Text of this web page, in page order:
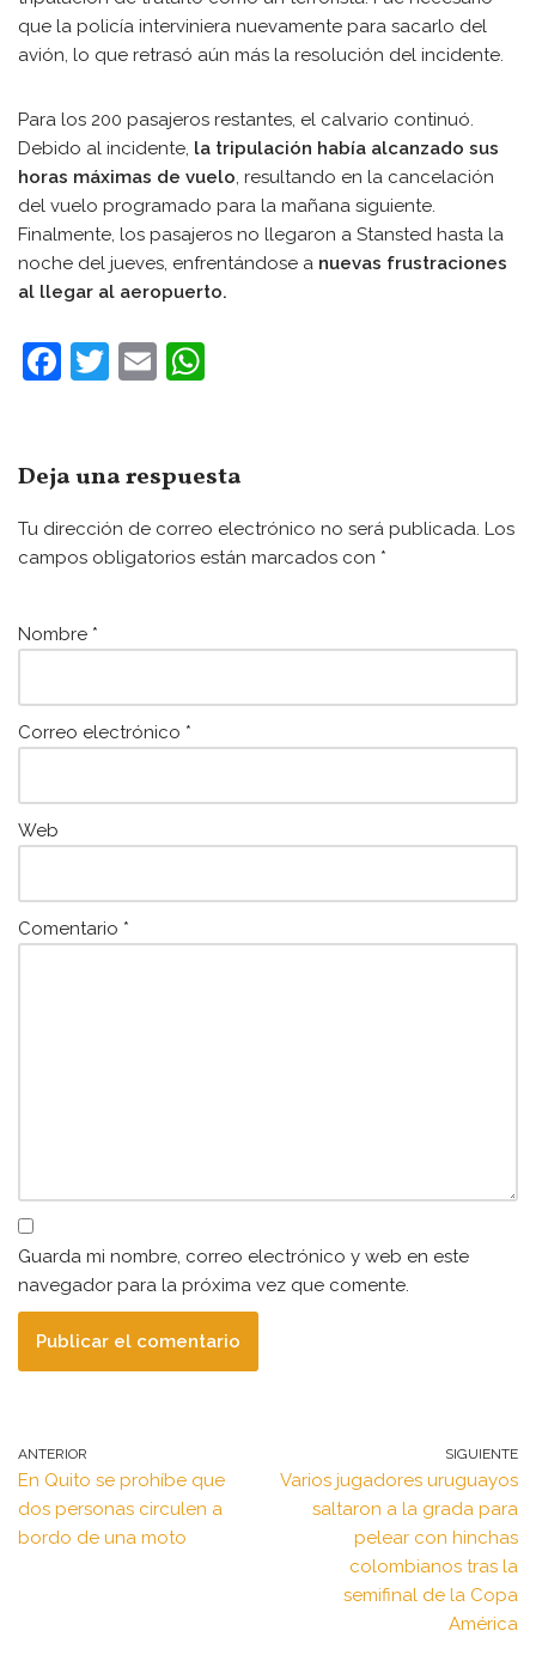
que la policía interviniera nuevamente para sacarlo del
avión, lo que retrasó aún más la resolución del incidente.
Para los 200 pasajeros restantes, el calvario continuó.
Debido al incidente, la tripulación había alcanzado sus
horas máximas de vuelo, resultando en la cancelación
del vuelo programado para la mañana siguiente.
Finalmente, los pasajeros no llegaron a Stansted hasta la
noche del jueves, enfrentándose a nuevas frustraciones
al llegar al aeropuerto.
F
e
b
o
k
T
er
E
l
s
A
p
Deja una respuesta
Tu dirección de correo electrónico no será publicada. Los
campos obligatorios están marcados con *
Nombre *
Correo electrónico *
Web
Comentario *
Guarda mi nombre, correo electrónico y web en este
navegador para la próxima vez que comente.
ANTERIOR
En Quito se prohíbe que
dos personas circulen a
bordo de una moto
SIGUIENTE
Varios jugadores uruguayos
saltaron a la grada para
pelear con hinchas
colombianos tras la
semifinal de la Copa
América